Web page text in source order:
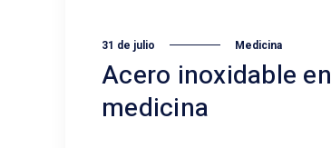
31 de julio Medicina
Acero inoxidable en
medicina